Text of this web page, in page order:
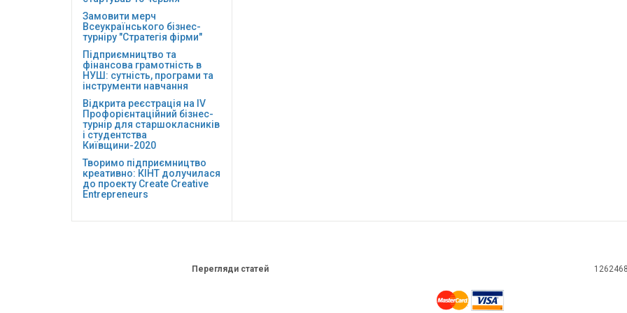
Замовити мерч
Всеукраїнського бізнес-
турніру "Стратегія фірми"
Підприємництво та
фінансова грамотність в
НУШ: сутність, програми та
інструменти навчання
Відкрита реєстрація на ІV
Профорієнтаційний бізнес-
турнір для старшокласників
і студентства
Київщини-2020
Творимо підприємництво
креативно: КІНТ долучилася
до проекту Сreate Creative
Entrepreneurs
Перегляди статей